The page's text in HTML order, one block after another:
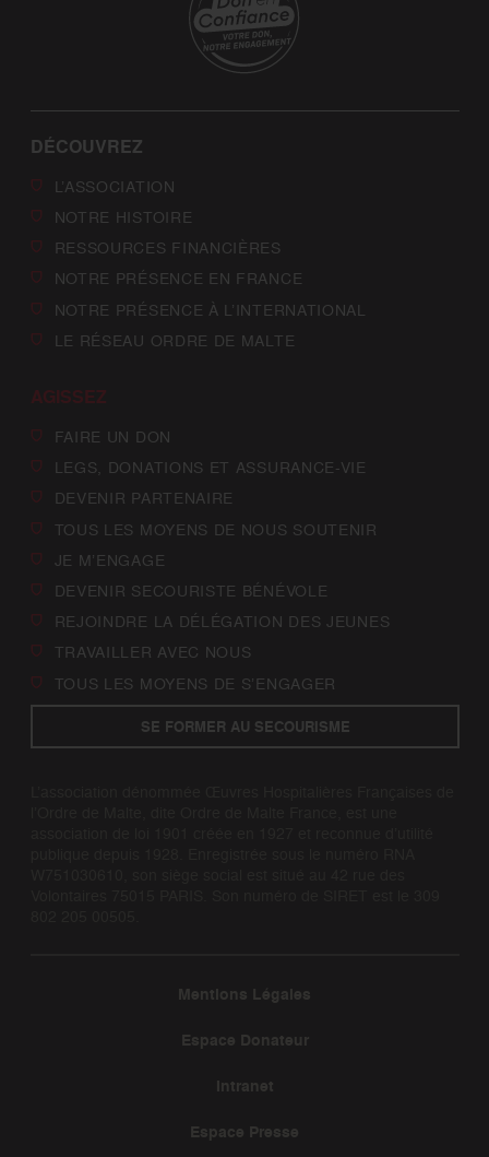
DÉCOUVREZ
L’ASSOCIATION
NOTRE HISTOIRE
RESSOURCES FINANCIÈRES
NOTRE PRÉSENCE EN FRANCE
NOTRE PRÉSENCE À L’INTERNATIONAL
LE RÉSEAU ORDRE DE MALTE
AGISSEZ
FAIRE UN DON
LEGS, DONATIONS ET ASSURANCE-VIE
DEVENIR PARTENAIRE
TOUS LES MOYENS DE NOUS SOUTENIR
JE M’ENGAGE
DEVENIR SECOURISTE BÉNÉVOLE
REJOINDRE LA DÉLÉGATION DES JEUNES
TRAVAILLER AVEC NOUS
TOUS LES MOYENS DE S’ENGAGER
SE FORMER AU SECOURISME
Mentions Légales
Espace Donateur
Intranet
Espace Presse